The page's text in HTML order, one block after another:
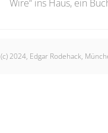
Wire“ ins Haus, ein
(c) 2024, Edgar Rodehack,